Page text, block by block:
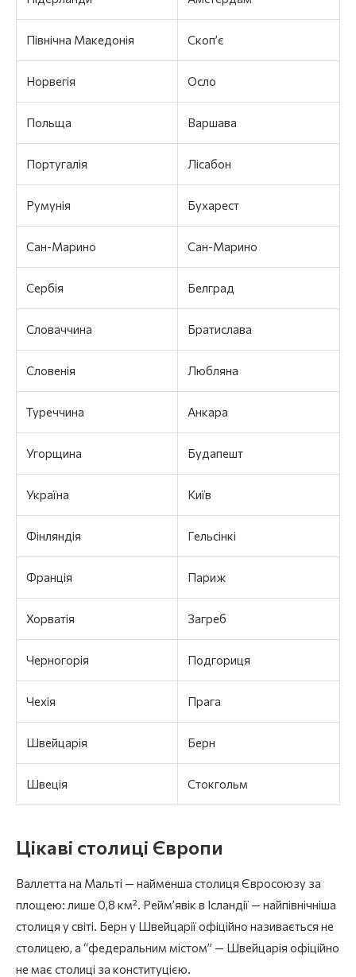
Північна Македонія Скоп’є
Норвегія Осло
Польща Варшава
Португалія Лісабон
Румунія Бухарест
Сан-Марино Сан-Марино
Сербія Белград
Словаччина Братислава
Словенія Любляна
Туреччина Анкара
Угорщина Будапешт
Україна Київ
Фінляндія Гельсінкі
Франція Париж
Хорватія Загреб
Черногорія Подгориця
Чехія Прага
Швейцарія Берн
Швеція Стокгольм
Цікаві столиці Європи
Валлетта на Мальті — найменша столиця Євросоюзу за
площею: лише 0,8 км². Реймʼявік в Ісландії — найпівнічніша
столиця у світі. Берн у Швейцарії офіційно називається не
столицею, а “федеральним містом” — Швейцарія офіційно
не має столиці за конституцією.